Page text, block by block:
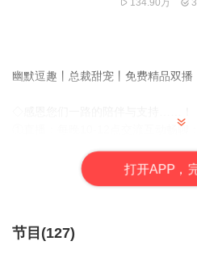
134.90万
幽默逗趣丨总裁甜宠丨免费精品双播
①直播：每晚10-12点交流互动畅聊；
与分享，不作商用……
您的【关注+订阅+五星好评】是节
【内容简...
打开APP，
节目(127)